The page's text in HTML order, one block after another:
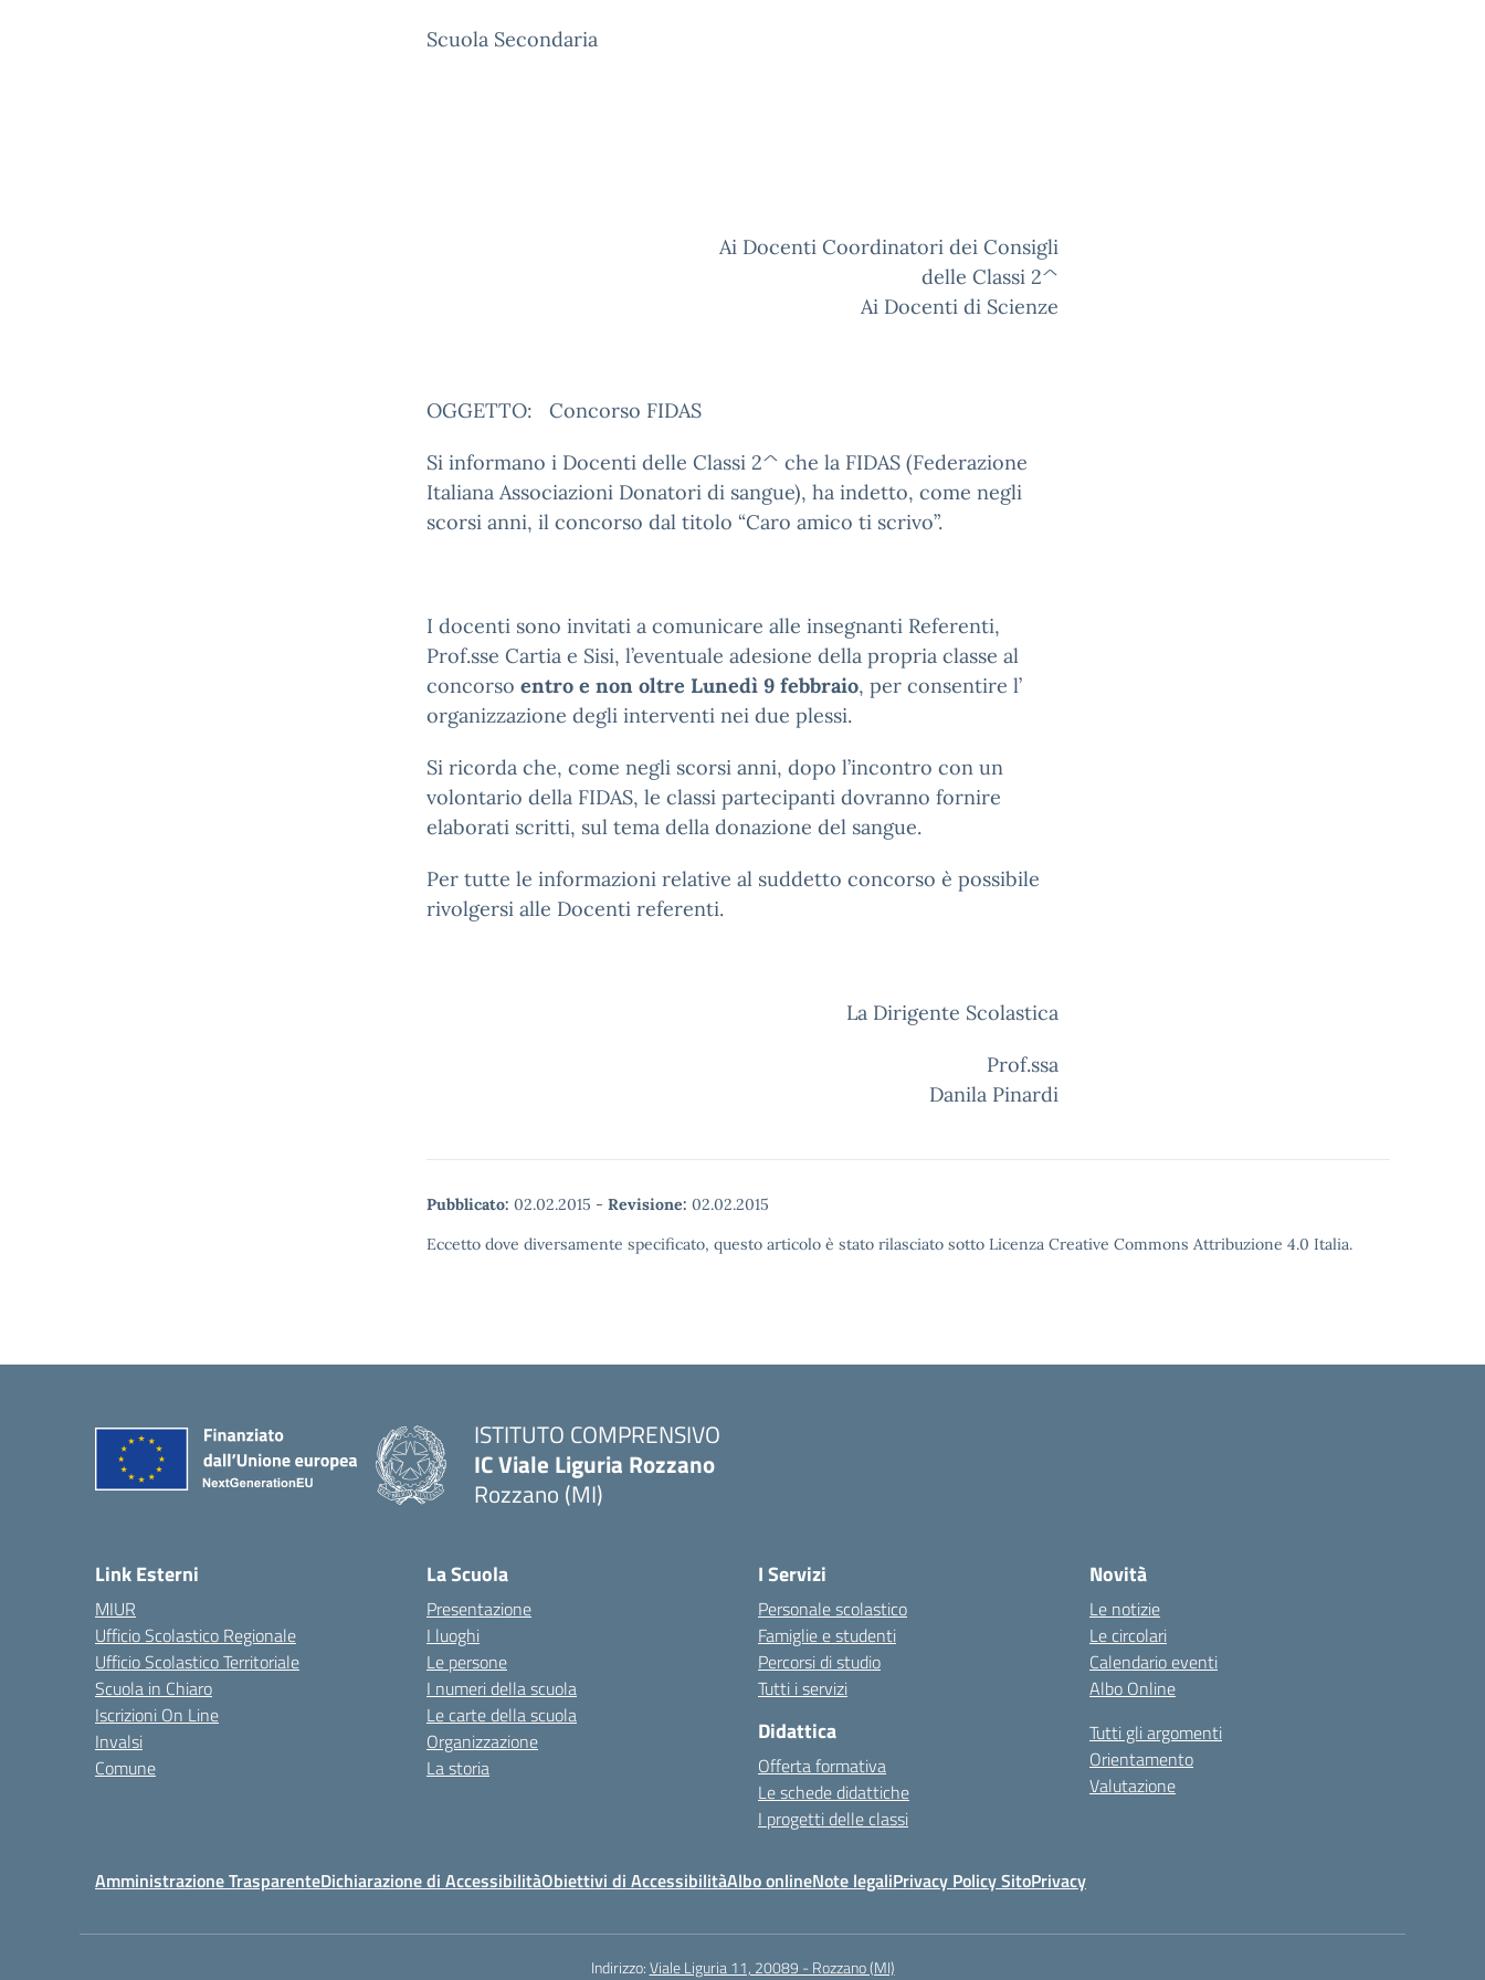
Scuola Secondaria
Ai Docenti Coordinatori dei Consigli
delle Classi 2^
Ai Docenti di Scienze
OGGETTO: Concorso FIDAS
Si informano i Docenti delle Classi 2^ che la FIDAS (Federazione
Italiana Associazioni Donatori di sangue), ha indetto, come negli
scorsi anni, il concorso dal titolo “Caro amico ti scrivo”.
I docenti sono invitati a comunicare alle insegnanti Referenti,
Prof.sse Cartia e Sisi, l’eventuale adesione della propria classe al
concorso entro e non oltre Lunedì 9 febbraio, per consentire l’
organizzazione degli interventi nei due plessi.
Si ricorda che, come negli scorsi anni, dopo l’incontro con un
volontario della FIDAS, le classi partecipanti dovranno fornire
elaborati scritti, sul tema della donazione del sangue.
Per tutte le informazioni relative al suddetto concorso è possibile
rivolgersi alle Docenti referenti.
La Dirigente Scolastica
Prof.ssa
Danila Pinardi
Pubblicato: 02.02.2015 - Revisione: 02.02.2015
Eccetto dove diversamente specificato, questo articolo è stato rilasciato sotto Licenza Creative Commons Attribuzione 4.0 Italia.
ISTITUTO COMPRENSIVO
IC Viale Liguria Rozzano
Rozzano (MI)
Link Esterni
MIUR
Ufficio Scolastico Regionale
Ufficio Scolastico Territoriale
Scuola in Chiaro
Iscrizioni On Line
Invalsi
Comune
La Scuola
Presentazione
I luoghi
Le persone
I numeri della scuola
Le carte della scuola
Organizzazione
La storia
I Servizi
Personale scolastico
Famiglie e studenti
Percorsi di studio
Tutti i servizi
Didattica
Offerta formativa
Le schede didattiche
I progetti delle classi
Novità
Le notizie
Le circolari
Calendario eventi
Albo Online
Tutti gli argomenti
Orientamento
Valutazione
Amministrazione TrasparenteDichiarazione di AccessibilitàObiettivi di AccessibilitàAlbo onlineNote legaliPrivacy Policy SitoPrivacy
Indirizzo:Viale Liguria 11, 20089 - Rozzano (MI)